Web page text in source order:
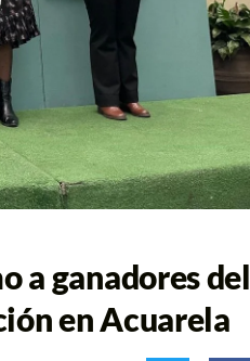
a ganadores
en Acuarela